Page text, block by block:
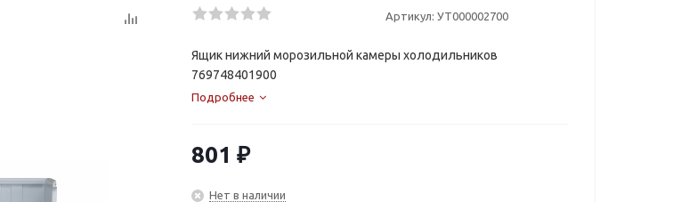
Артикул: УТ000002700
Ящик нижний морозильной камеры холодильников
769748401900
Подробнее
801 ₽
Нет в наличии